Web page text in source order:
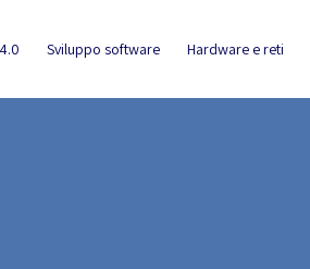
Sviluppo software Hardware e reti